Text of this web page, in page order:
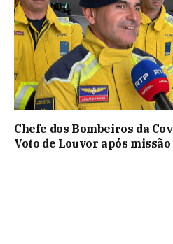
Chefe dos Bombeiros da
Voto de Louvor após